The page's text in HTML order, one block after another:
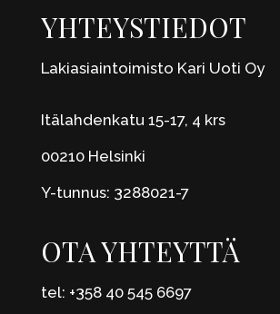
YHTEYSTIEDOT
Lakiasiaintoimisto Kari Uoti Oy
Itälahdenkatu 15-17, 4 krs
00210 Helsinki
Y-tunnus: 3288021-7
OTA YHTEYTTÄ
tel: +358 40 545 6697